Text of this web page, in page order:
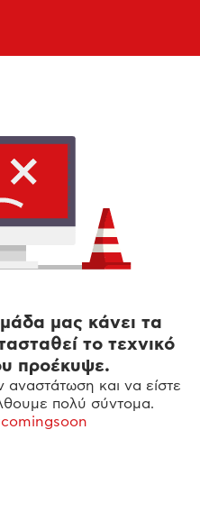
μας κάνει τα
το τεχνικό
προέκυψε.
και να είστε
πολύ σύντομα.